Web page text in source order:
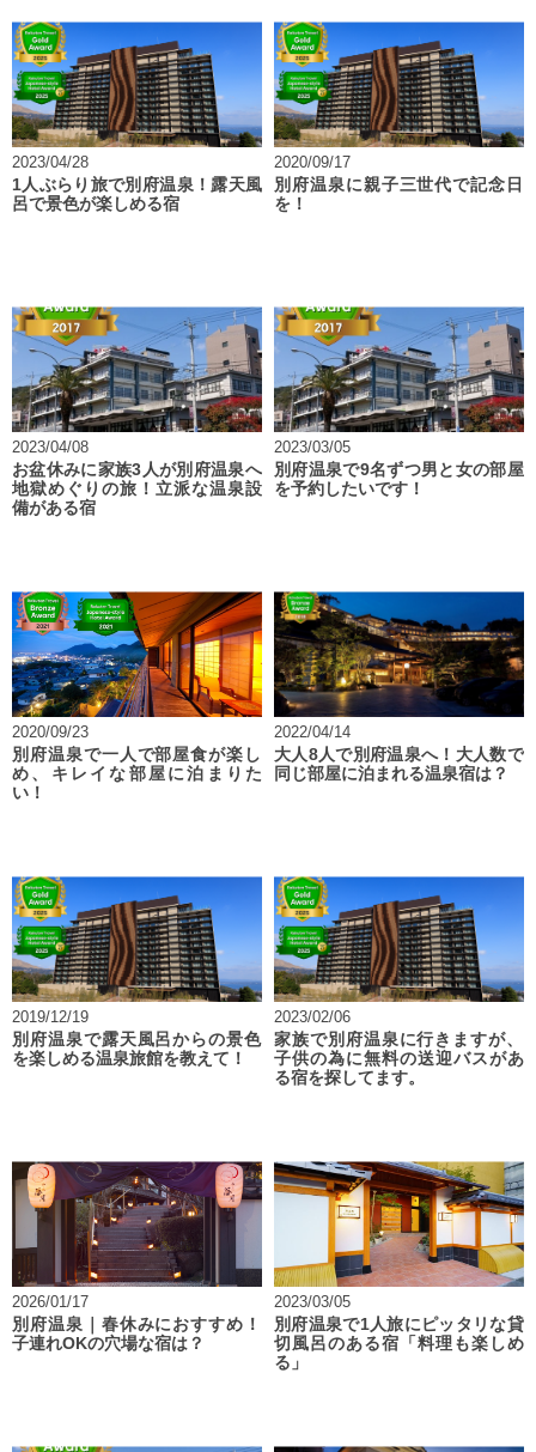
2023/04/28
1人ぶらり旅で別府温泉！露天風
呂で景色が楽しめる宿
2020/09/17
別府温泉に親子三世代で記念日
を！
2023/04/08
お盆休みに家族3人が別府温泉へ
地獄めぐりの旅！立派な温泉設
備がある宿
2023/03/05
別府温泉で9名ずつ男と女の部屋
を予約したいです！
2020/09/23
別府温泉で一人で部屋食が楽し
め、キレイな部屋に泊まりた
い！
2022/04/14
大人8人で別府温泉へ！大人数で
同じ部屋に泊まれる温泉宿は？
2019/12/19
別府温泉で露天風呂からの景色
を楽しめる温泉旅館を教えて！
2023/02/06
家族で別府温泉に行きますが、
子供の為に無料の送迎バスがあ
る宿を探してます。
2026/01/17
別府温泉｜春休みにおすすめ！
子連れOKの穴場な宿は？
2023/03/05
別府温泉で1人旅にピッタリな貸
切風呂のある宿「料理も楽しめ
る」